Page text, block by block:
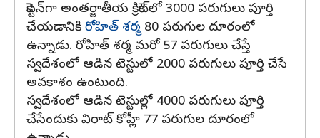
కెప్టెన్‌గా అంతర్జాతీయ క్రికెట్‌లో 3000 పరుగులు పూర్తి
చేయడానికి రోహిత్ శర్మ 80 పరుగుల దూరంలో
ఉన్నాడు. రోహిత్ శర్మ మరో 57 పరుగులు చేస్తే
స్వదేశంలో ఆడిన టెస్టులో 2000 పరుగులు పూర్తి చేసే
అవకాశం ఉంటుంది.
స్వదేశంలో ఆడిన టెస్టుల్లో 4000 పరుగులు పూర్తి
చేసేందుకు విరాట్ కోహ్లీ 77 పరుగుల దూరంలో